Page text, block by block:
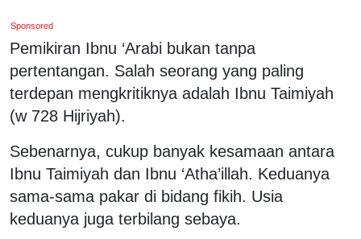
Sponsored
Pemikiran Ibnu ‘Arabi bukan tanpa
pertentangan. Salah seorang yang paling
terdepan mengkritiknya adalah Ibnu Taimiyah
(w 728 Hijriyah).
Sebenarnya, cukup banyak kesamaan antara
Ibnu Taimiyah dan Ibnu ‘Atha’illah. Keduanya
sama-sama pakar di bidang fikih. Usia
keduanya juga terbilang sebaya.